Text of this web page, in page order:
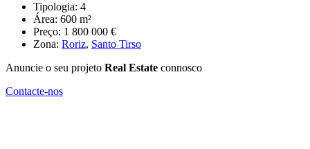
Tipologia: 4
Área: 600 m²
Preço: 1 800 000 €
Zona: Roriz, Santo Tirso
Anuncie o seu projeto Real Estate connosco
Contacte-nos